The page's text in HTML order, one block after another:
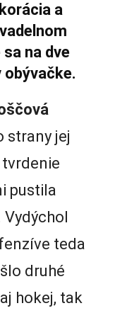
a
na dve
obývačke.
strany jej
pustila
teda
druhé
hokej, tak